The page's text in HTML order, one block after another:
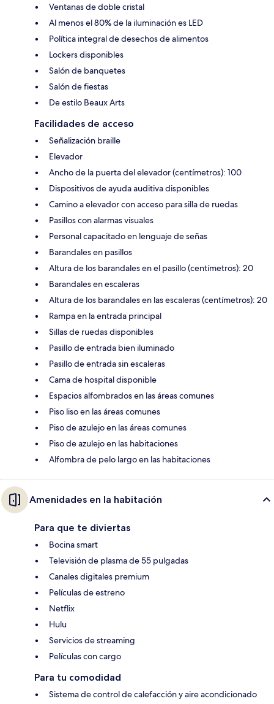
Ventanas de doble cristal
Al menos el 80% de la iluminación es LED
Política integral de desechos de alimentos
Lockers disponibles
Salón de banquetes
Salón de fiestas
De estilo Beaux Arts
Facilidades de acceso
Señalización braille
Elevador
Ancho de la puerta del elevador (centímetros): 100
Dispositivos de ayuda auditiva disponibles
Camino a elevador con acceso para silla de ruedas
Pasillos con alarmas visuales
Personal capacitado en lenguaje de señas
Barandales en pasillos
Altura de los barandales en el pasillo (centímetros): 20
Barandales en escaleras
Altura de los barandales en las escaleras (centímetros): 20
Rampa en la entrada principal
Sillas de ruedas disponibles
Pasillo de entrada bien iluminado
Pasillo de entrada sin escaleras
Cama de hospital disponible
Espacios alfombrados en las áreas comunes
Piso liso en las áreas comunes
Piso de azulejo en las áreas comunes
Piso de azulejo en las habitaciones
Alfombra de pelo largo en las habitaciones
Amenidades en la habitación
Para que te diviertas
Bocina smart
Televisión de plasma de 55 pulgadas
Canales digitales premium
Películas de estreno
Netflix
Hulu
Servicios de streaming
Películas con cargo
Para tu comodidad
Sistema de control de calefacción y aire acondicionado